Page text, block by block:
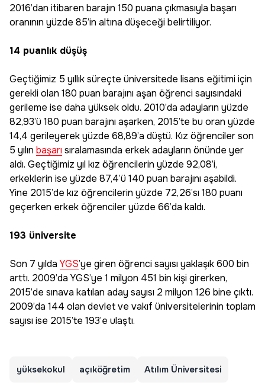
2016’dan itibaren barajın 150 puana çıkmasıyla başarı
oranının yüzde 85’in altına düşeceği belirtiliyor.
14 puanlık düşüş
Geçtiğimiz 5 yıllık süreçte üniversitede lisans eğitimi için
gerekli olan 180 puan barajını aşan öğrenci sayısındaki
gerileme ise daha yüksek oldu. 2010’da adayların yüzde
82,93’ü 180 puan barajını aşarken, 2015’te bu oran yüzde
14,4 gerileyerek yüzde 68,89’a düştü. Kız öğrenciler son
5 yılın başarısıralamasında erkek adayların önünde yer
aldı. Geçtiğimiz yıl kız öğrencilerin yüzde 92,08’i,
erkeklerin ise yüzde 87,4’ü 140 puan barajını aşabildi.
Yine 2015’de kız öğrencilerin yüzde 72,26’sı 180 puanı
geçerken erkek öğrenciler yüzde 66’da kaldı.
193 üniversite
Son 7 yılda YGS’ye giren öğrenci sayısı yaklaşık 600 bin
arttı. 2009’da YGS’ye 1 milyon 451 bin kişi girerken,
2015’de sınava katılan aday sayısı 2 milyon 126 bine çıktı.
2009’da 144 olan devlet ve vakıf üniversitelerinin toplam
sayısı ise 2015’te 193’e ulaştı.
yüksekokul açıköğretim Atılım Üniversitesi